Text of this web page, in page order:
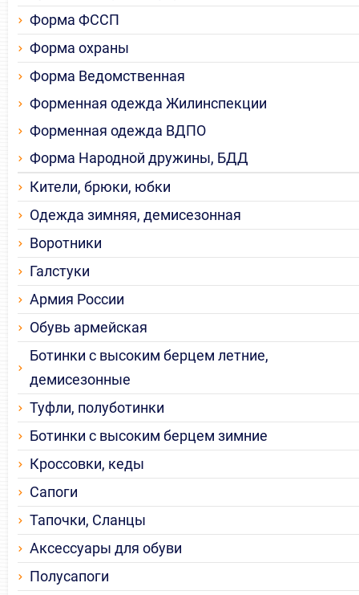
Форма ФССП
Форма охраны
Форма Ведомственная
Форменная одежда Жилинспекции
Форменная одежда ВДПО
Форма Народной дружины, БДД
Кители, брюки, юбки
Одежда зимняя, демисезонная
Воротники
Галстуки
Армия России
Обувь армейская
Ботинки с высоким берцем летние,
демисезонные
Туфли, полуботинки
Ботинки с высоким берцем зимние
Кроссовки, кеды
Сапоги
Тапочки, Сланцы
Аксессуары для обуви
Полусапоги